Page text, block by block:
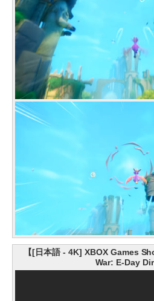
【[日本語 - 4K] XBOX Games
War: E-Day